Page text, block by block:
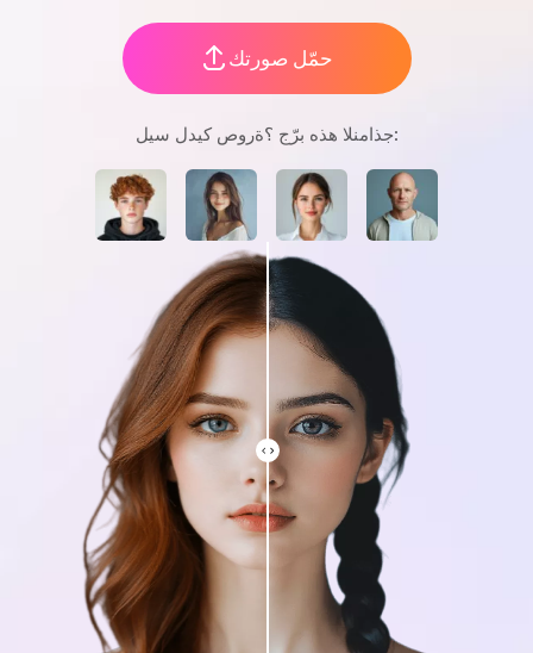
حمّل صورتك
ليس لديك صورة؟ جرّب هذه النماذج: